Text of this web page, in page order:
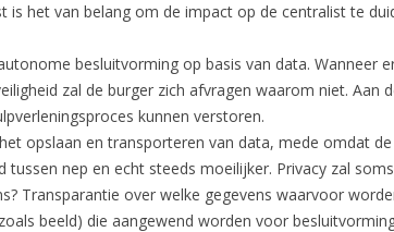
het van belang om de impact op de centralist te
besluitvorming op basis van data. Wanneer
zal de burger zich afvragen waarom niet. Aan
kunnen verstoren.
opslaan en transporteren van data, mede omdat
nep en echt steeds moeilijker. Privacy zal
Transparantie over welke gegevens waarvoor
beeld) die aangewend worden voor